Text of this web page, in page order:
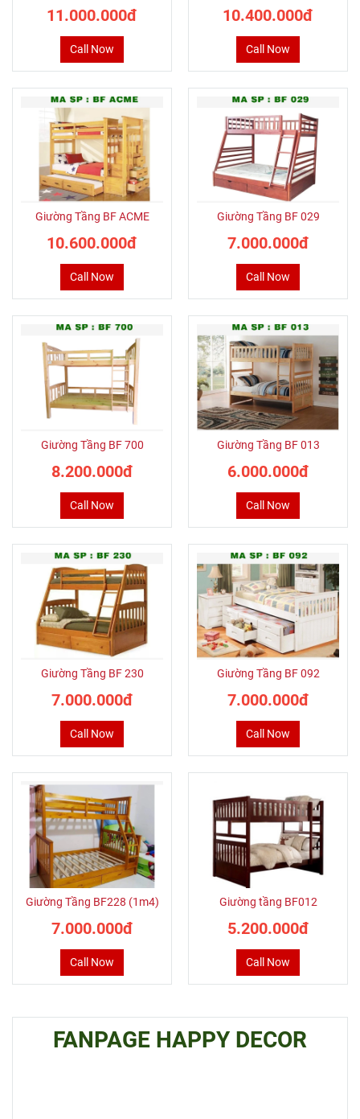
11.000.000đ
Call Now
10.400.000đ
Call Now
Giường Tầng BF ACME
10.600.000đ
Call Now
Giường Tầng BF 029
7.000.000đ
Call Now
Giường Tầng BF 700
8.200.000đ
Call Now
Giường Tầng BF 013
6.000.000đ
Call Now
Giường Tầng BF 230
7.000.000đ
Call Now
Giường Tầng BF 092
7.000.000đ
Call Now
Giường Tầng BF228 (1m4)
7.000.000đ
Call Now
Giường tầng BF012
5.200.000đ
Call Now
FANPAGE HAPPY DECOR